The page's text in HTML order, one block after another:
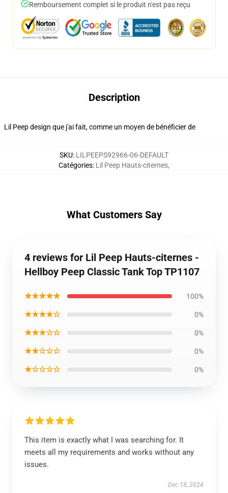
Remboursement complet si le produit n'est pas reçu
Description
Lil Peep design que j'ai fait, comme un moyen de bénéficier de
SKU: LILPEEPS92966-06-DEFAULT
Catégories: Lil Peep Hauts-citernes,
What Customers Say
4 reviews for Lil Peep Hauts-citernes -
Hellboy Peep Classic Tank Top TP1107
★★★★★ 100%
★★★★☆ 0%
★★★☆☆ 0%
★★☆☆☆ 0%
★☆☆☆☆ 0%
This item is exactly what I was searching for. It
meets all my requirements and works without any
issues.
Dec 18, 2024